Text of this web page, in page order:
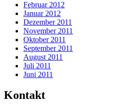
Februar 2012
Januar 2012
Dezember 2011
November 2011
Oktober 2011
September 2011
August 2011
Juli 2011
Juni 2011
Kontakt